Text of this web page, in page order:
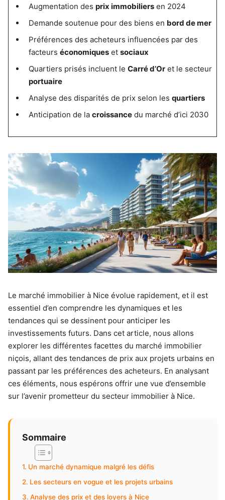
Augmentation des prix immobiliersen 2024
Demande soutenue pour des biens en bord de mer
Préférences des acheteurs influencées par des
facteurs économiqueset sociaux
Quartiers prisés incluent le Carré d’Oret le secteur
portuaire
Analyse des disparités de prix selon les quartiers
Anticipation de la croissancedu marché d’ici 2030
Le marché immobilier à Nice évolue rapidement, et il est
essentiel d’en comprendre les dynamiques et les
tendances qui se dessinent pour anticiper les
investissements futurs. Dans cet article, nous allons
explorer les différentes facettes du marché immobilier
niçois, allant des tendances de prix aux projets urbains en
passant par les préférences des acheteurs. En analysant
ces éléments, nous espérons offrir une vue d’ensemble
sur l’avenir prometteur du secteur immobilier à Nice.
Sommaire
Un marché dynamique malgré les défis
Les secteurs en vogue et les projets urbains
Analyse des prix et des loyers à Nice